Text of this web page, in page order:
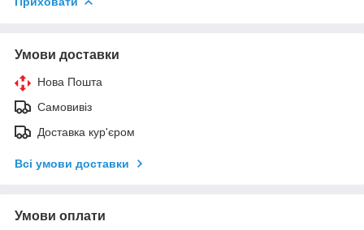
Умови доставки
Нова Пошта
Самовивіз
Доставка кур'єром
Всі умови доставки
Умови оплати